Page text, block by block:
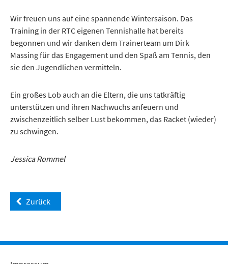
Wir freuen uns auf eine spannende Wintersaison. Das
Training in der RTC eigenen Tennishalle hat bereits
begonnen und wir danken dem Trainerteam um Dirk
Massing für das Engagement und den Spaß am Tennis, den
sie den Jugendlichen vermitteln.
Ein großes Lob auch an die Eltern, die uns tatkräftig
unterstützen und ihren Nachwuchs anfeuern und
zwischenzeitlich selber Lust bekommen, das Racket (wieder)
zu schwingen.
Jessica Rommel
Zurück